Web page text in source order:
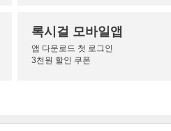
록시걸 모바일앱
앱 다운로드 첫 로그인
3천원 할인 쿠폰